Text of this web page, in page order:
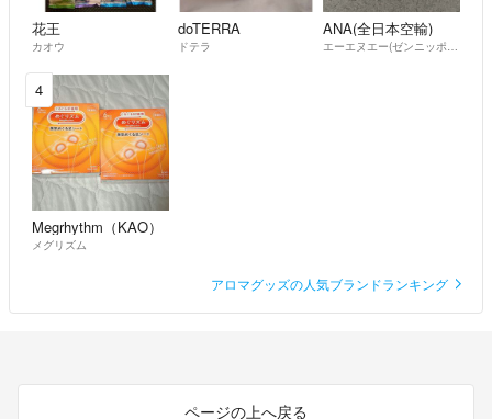
・予告なく商品を削除、再出品することがあります。ご了承下さい。
長文を最後までご確認いただき、誠にありがとうございました。何卒宜
しくお願い申し上げます。
花王
カオウ
doTERRA
ドテラ
ANA(全日本空輸)
4
Megrhythm（KAO）
メグリズム
アロマグッズの人気ブランドランキング
ページの上へ戻る